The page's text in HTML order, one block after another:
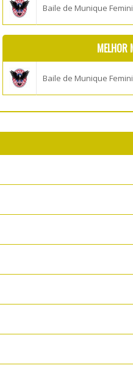
Baile de Munique
MELHOR
Baile de Munique